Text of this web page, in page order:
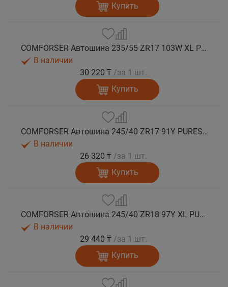
Купить
COMFORSER Автошина 235/55 ZR17 103W XL PURESPEED лето
В наличии
30 220 ₸ /за 1 шт.
Купить
COMFORSER Автошина 245/40 ZR17 91Y PURESPEED лето
В наличии
26 320 ₸ /за 1 шт.
Купить
COMFORSER Автошина 245/40 ZR18 97Y XL PURESPEED лето
В наличии
29 440 ₸ /за 1 шт.
Купить